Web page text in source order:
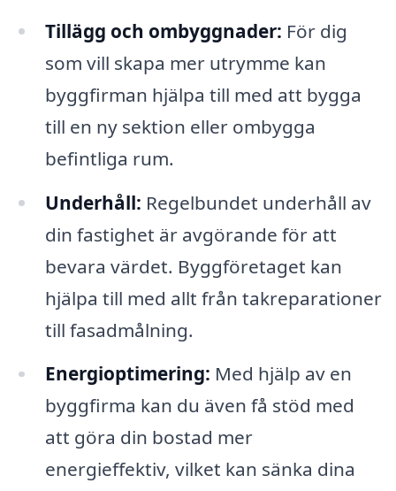
Tillägg och ombyggnader: För dig
som vill skapa mer utrymme kan
byggfirman hjälpa till med att bygga
till en ny sektion eller ombygga
befintliga rum.
Underhåll: Regelbundet underhåll av
din fastighet är avgörande för att
bevara värdet. Byggföretaget kan
hjälpa till med allt från takreparationer
till fasadmålning.
Energioptimering: Med hjälp av en
byggfirma kan du även få stöd med
att göra din bostad mer
energieffektiv, vilket kan sänka dina